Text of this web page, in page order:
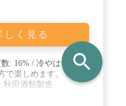
しく見る
: 16% / 冷やはもちろ
で楽しめます。 / ブラ
秋田酒類製造
search